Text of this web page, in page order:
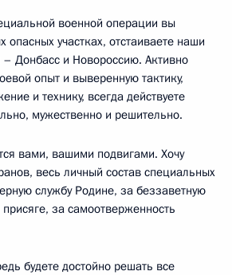
военной операции вы
опасных участках, отстаиваете наши
– Донбасс и Новороссию. Активно
опыт и выверенную тактику,
и технику, всегда действуете
мужественно и решительно.
вами, вашими подвигами. Хочу
весь личный состав специальных
службу Родине, за беззаветную
присяге, за самоотверженность
будете достойно решать все